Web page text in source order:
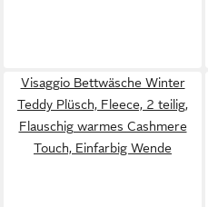
Visaggio Bettwäsche Winter
Teddy Plüsch, Fleece, 2 teilig,
Flauschig warmes Cashmere
Touch, Einfarbig Wende